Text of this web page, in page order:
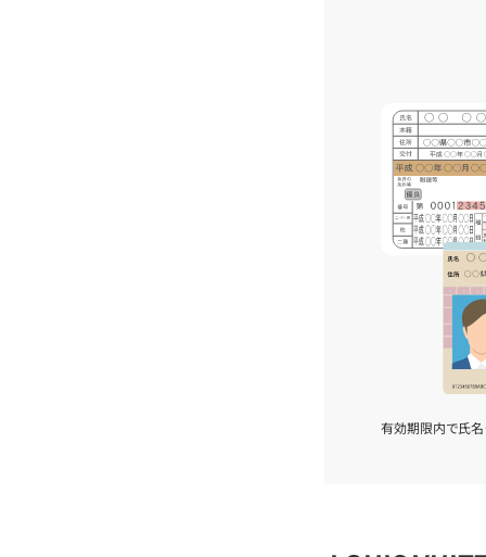
有効期限内で氏名